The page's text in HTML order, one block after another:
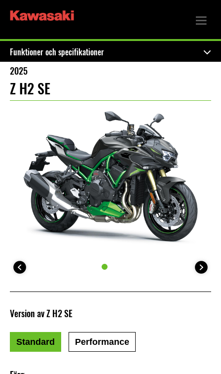
Funktioner och specifikationer
2025
Z H2 SE
Version av Z H2 SE
Standard Performance